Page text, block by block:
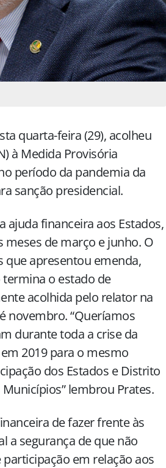
quarta-feira (29), acolheu
à Medida Provisória
período da pandemia da
sanção presidencial.
financeira aos Estados,
meses de março e junho. O
que apresentou emenda,
o estado de
acolhida pelo relator na
novembro. “Queríamos
durante toda a crise da
2019 para o mesmo
dos Estados e Distrito
Municípios” lembrou Prates.
de fazer frente às
a segurança de que não
em relação aos